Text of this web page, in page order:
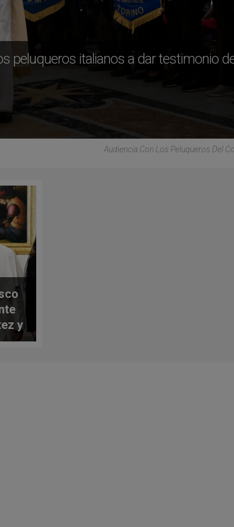
peluqueros italianos a dar testimonio
Audiencia Con Los Peluqueros Del
y